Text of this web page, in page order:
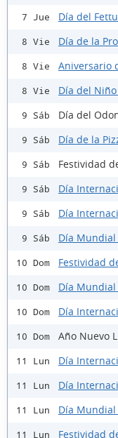
7 Jue Día del
8 Vie Día de la
8 Vie Aniversario
8 Vie Día del
9 Sáb Día del
9 Sáb Día de la
9 Sáb Festividad
9 Sáb Día
9 Sáb Día
9 Sáb Día
10 Dom Festividad
10 Dom Día
10 Dom Día
10 Dom Año Nuevo
11 Lun Día
11 Lun Día
11 Lun Día
11 Lun Festividad